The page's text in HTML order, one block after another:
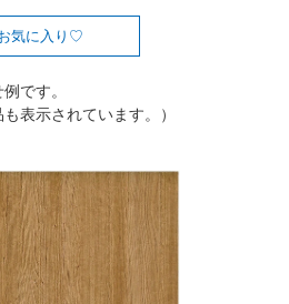
気に入り
です。
表示されています。）